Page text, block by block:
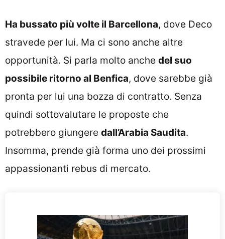
Ha bussato più volte il Barcellona, dove Deco
stravede per lui. Ma ci sono anche altre
opportunità. Si parla molto anche del suo
possibile ritorno al Benfica, dove sarebbe già
pronta per lui una bozza di contratto. Senza
quindi sottovalutare le proposte che
potrebbero giungere dall’Arabia Saudita.
Insomma, prende già forma uno dei prossimi
appassionanti rebus di mercato.